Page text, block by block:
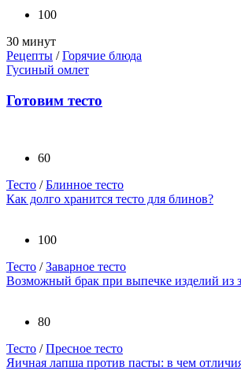
100
30 минут
Рецепты /Горячие блюда
Гусиный омлет
Готовим тесто
60
Тесто /Блинное тесто
Как долго хранится тесто для блинов?
100
Тесто /Заварное тесто
Возможный брак при выпечке изделий из
80
Тесто /Пресное тесто
Яичная лапша против пасты: в чем